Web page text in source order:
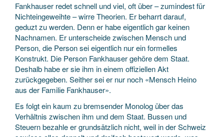
Fankhauser redet schnell und viel, oft über – zumindest für
Nichteingeweihte – wirre Theorien. Er beharrt darauf,
geduzt zu werden. Denn er habe eigentlich gar keinen
Nachnamen. Er unterscheide zwischen Mensch und
Person, die Person sei eigentlich nur ein formelles
Konstrukt. Die Person Fankhauser gehöre dem Staat.
Deshalb habe er sie ihm in einem offiziellen Akt
zurückgegeben. Seither sei er nur noch «Mensch Heino
aus der Familie Fankhauser».
Es folgt ein kaum zu bremsender Monolog über das
Verhältnis zwischen ihm und dem Staat. Bussen und
Steuern bezahle er grundsätzlich nicht, weil in der Schweiz